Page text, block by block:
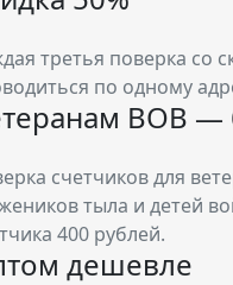
третья поверка со
по одному
ВОВ —
счетчиков для
тыла и детей
400 рублей.
дешевле